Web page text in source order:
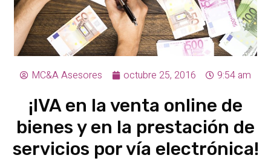
MC&A Asesores octubre 25, 2016 9:54 am
¡IVA en la venta online de
bienes y en la prestación de
servicios por vía electrónica!